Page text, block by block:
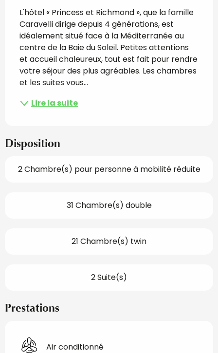
L'hôtel « Princess et Richmond », que la famille
Caravelli dirige depuis 4 générations, est
idéalement situé face à la Méditerranée au
centre de la Baie du Soleil. Petites attentions
et accueil chaleureux, tout est fait pour rendre
votre séjour des plus agréables. Les chambres
et les suites vous...
Lire la suite
Disposition
2 Chambre(s) pour personne à mobilité réduite
31 Chambre(s) double
21 Chambre(s) twin
2 Suite(s)
Prestations
Air conditionné